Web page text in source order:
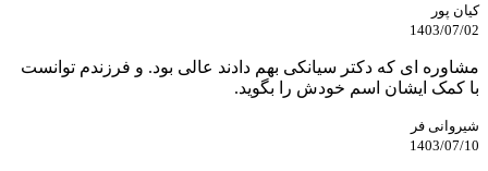
کیان پور
1403/07/02
مشاوره ای که دکتر سیانکی بهم دادند عالی بود. و فرزندم توانست
با کمک ایشان اسم خودش را بگوید.
شیروانی فر
1403/07/10